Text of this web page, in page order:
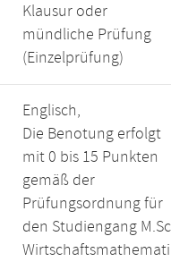
Klausur oder
mündliche Prüfung
(Einzelprüfung)
Englisch,
Die Benotung erfolgt
mit 0 bis 15 Punkten
gemäß der
Prüfungsordnung für
den Studiengang